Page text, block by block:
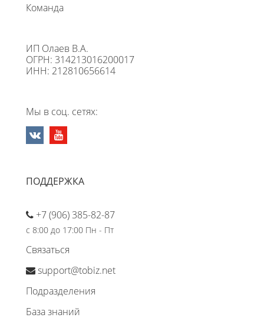
Команда
ИП Олаев В.А.
ОГРН: 314213016200017
ИНН: 212810656614
Мы в соц. сетях:
ПОДДЕРЖКА
+7 (906) 385-82-87
с 8:00 до 17:00 Пн - Пт
Связаться
support@tobiz.net
Подразделения
База знаний